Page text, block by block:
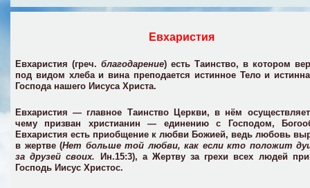
Евхаристия
Евхаристия (греч. благодарение) есть Таинство, в котором
под видом хлеба и вина преподается истинное Тело и
Господа нашего Иисуса Христа.
Евхаристия — главное Таинство Церкви, в нём
чему призван христианин — единению с Господом,
Евхаристия есть приобщение к любви Божией, ведь любовь
в жертве (Нет больше той любви, как если кто положит
за друзей своих. Ин.15:3), а Жертву за грехи всех людей
Господь Иисус Христос.